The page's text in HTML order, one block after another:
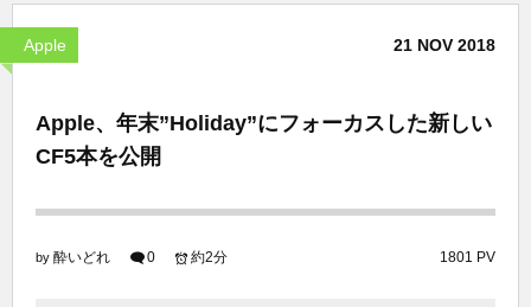
Apple 21 NOV 2018
Apple、年末”Holiday”にフォーカスした新しい
CF5本を公開
by 酔いどれ 0 1801 PV
約2分